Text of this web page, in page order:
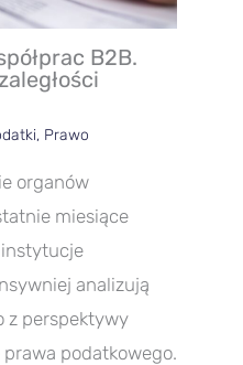
B2B.
, Prawo
organów
miesiące
instytucje
analizują
z perspektywy
podatkowego.